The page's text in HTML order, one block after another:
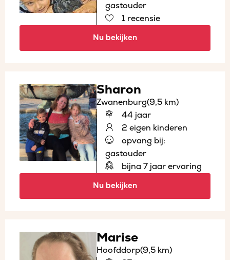
gastouder
1 recensie
Nu bekijken
Sharon
Zwanenburg(9,5 km)
44 jaar
2 eigen kinderen
opvang bij:
gastouder
bijna 7 jaar ervaring
Nu bekijken
Marise
Hoofddorp(9,5 km)